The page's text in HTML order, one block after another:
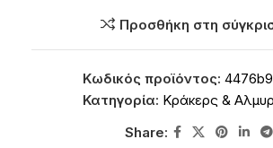
Προσθήκη στη
Κωδικός προϊόντος:
Κατηγορία: Κράκερς &
Share: